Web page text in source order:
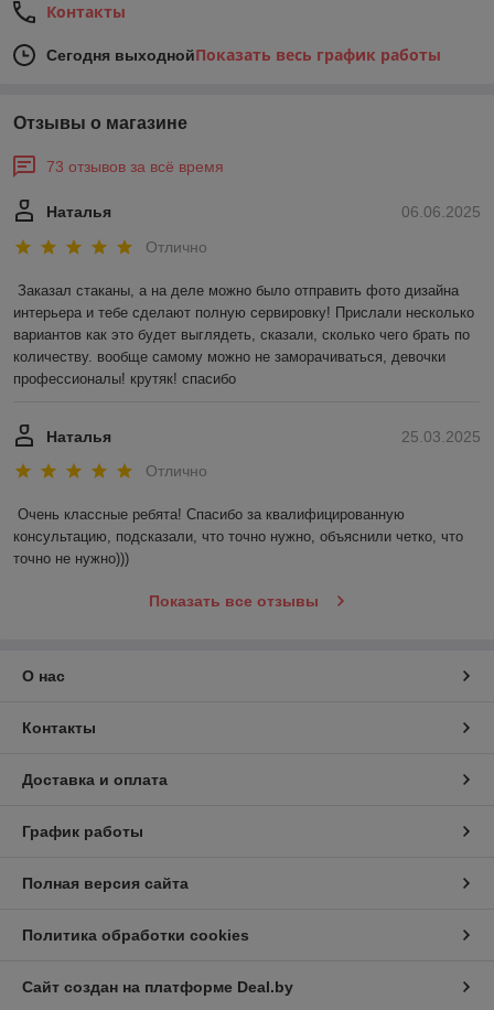
Контакты
Сегодня выходнойПоказать весь график работы
Отзывы о магазине
73 отзывов за всё время
06.06.2025
Наталья
Отлично
Заказал стаканы, а на деле можно было отправить фото дизайна
интерьера и тебе сделают полную сервировку! Прислали несколько
вариантов как это будет выглядеть, сказали, сколько чего брать по
количеству. вообще самому можно не заморачиваться, девочки
профессионалы! крутяк! спасибо
25.03.2025
Наталья
Отлично
Очень классные ребята! Спасибо за квалифицированную
консультацию, подсказали, что точно нужно, объяснили четко, что
точно не нужно)))
Показать все отзывы
О нас
Контакты
Доставка и оплата
График работы
Полная версия сайта
Политика обработки cookies
Сайт создан на платформе Deal.by